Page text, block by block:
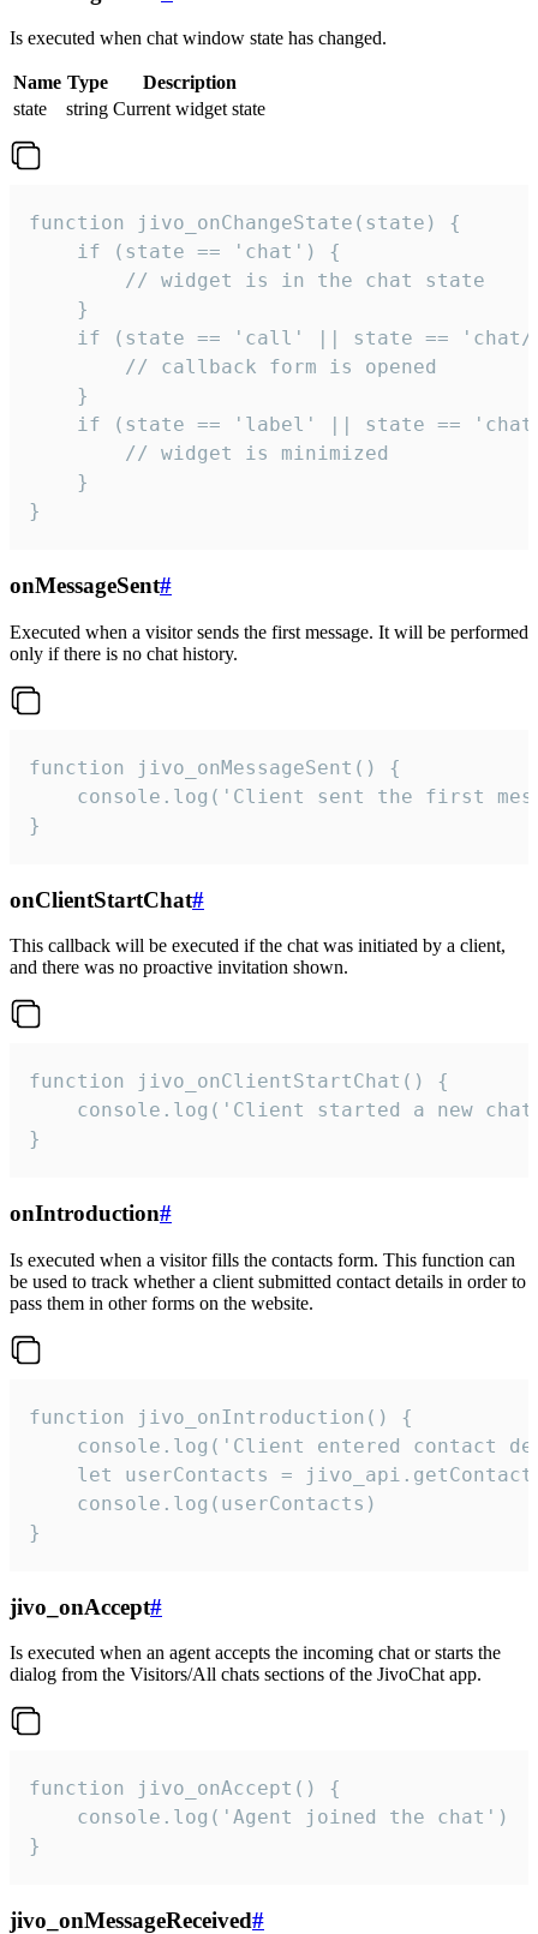
Is executed when chat window state has changed.
Name Type
Description
state
string Current widget state
function jivo_onChangeState(state) {
    if (state == 'chat') {
        // widget is in the chat state
    }
if (state == 'call' || state ==
        // callback form is opened
    }
if (state == 'label' || state ==
        // widget is minimized
    }
}
onMessageSent#
Executed when a visitor sends the first message. It will be performed
only if there is no chat history.
function jivo_onMessageSent() {
console.log('Client sent the first
}
onClientStartChat#
This callback will be executed if the chat was initiated by a client,
and there was no proactive invitation shown.
function jivo_onClientStartChat() {
console.log('Client started a new
}
onIntroduction#
Is executed when a visitor fills the contacts form. This function can
be used to track whether a client submitted contact details in order to
pass them in other forms on the website.
function jivo_onIntroduction() {
console.log('Client entered contact
let userContacts =
    console.log(userContacts)
}
jivo_onAccept#
Is executed when an agent accepts the incoming chat or starts the
dialog from the Visitors/All chats sections of the JivoChat app.
function jivo_onAccept() {
}
jivo_onMessageReceived#